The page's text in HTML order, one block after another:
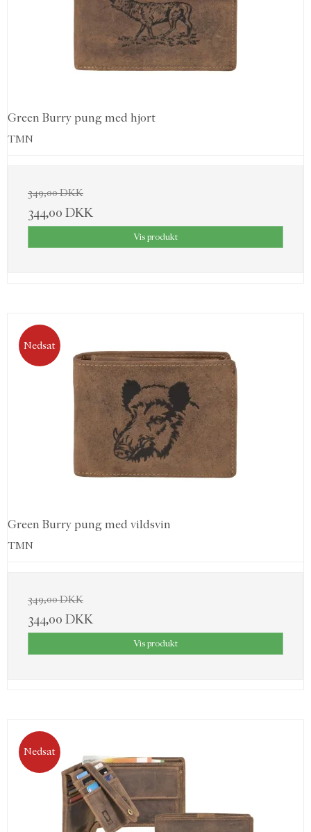
Green Burry pung med hjort
TMN
349,00 DKK
344,00 DKK
Vis produkt
Nedsat
Green Burry pung med vildsvin
TMN
349,00 DKK
344,00 DKK
Vis produkt
Nedsat